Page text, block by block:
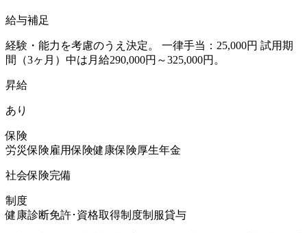
給与補足
経験・能力を考慮のうえ決定。 一律手当：25,000円 試用期
間（3ヶ月）中は月給290,000円～325,000円。
昇給
あり
保険
労災保険雇用保険健康保険厚生年金
社会保険完備
制度
健康診断免許･資格取得制度制服貸与